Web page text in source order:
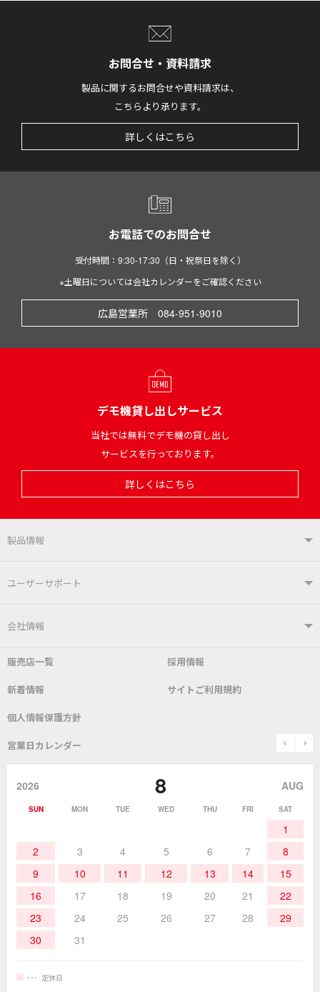
お問合せ・資料請求
製品に関するお問合せや資料請求は、
こちらより承ります。
詳しくはこちら
お電話でのお問合せ
受付時間：9:30-17:30（日・祝祭日を除く）
※土曜日については会社カレンダーをご確認ください
広島営業所 084-951-9010
デモ機貸し出しサービス
当社では無料でデモ機の貸し出し
サービスを行っております。
詳しくはこちら
製品情報
製品情報TOP
はんだ付けシステム
こて先 自動はんだ送り装置
表面実装/SMT関連
作業環境／材料
ユーザーサポート
ユーザーサポートTOP
よくあるご質問 デモ機貸し出しサービス
SDS(MSDS)製品
取扱説明書
該非説明発行の申込み
会社情報
会社概要 社長あいさつ
グットのあゆみ
販売店一覧 採用情報
新着情報 サイトご利用規約
個人情報保護方針
営業日カレンダー prev
2026 8 AUG
SUN MON TUE WED THU FRI SAT
1
2
3 4 5 6 7
8
9
10 11 12 13 14
15
16
17 18 19 20 21
22
23
24 25 26 27 28
29
30
31
定休日